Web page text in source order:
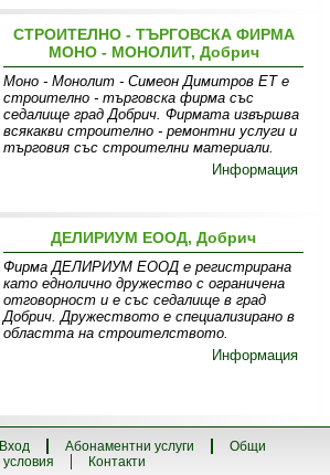
СТРОИТЕЛНО - ТЪРГОВСКА ФИРМА
МОНО - МОНОЛИТ, Добрич
Моно - Монолит - Симеон Димитров ЕТ е
строително - търговска фирма със
седалище град Добрич. Фирмата извършва
всякакви строително - ремонтни услуги и
търговия със строителни материали.
Информация
ДЕЛИРИУМ ЕООД, Добрич
Фирма ДЕЛИРИУМ ЕООД е регистрирана
като еднолично дружество с ограничена
отговорност и е със седалище в град
Добрич. Дружеството е специализирано в
областта на строителството.
Информация
Вход Абонаментни услуги
Общи
условия
Контакти